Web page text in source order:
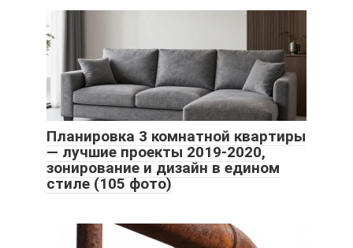
Планировка 3 комнатной квартиры
— лучшие проекты 2019-2020,
зонирование и дизайн в едином
стиле (105 фото)